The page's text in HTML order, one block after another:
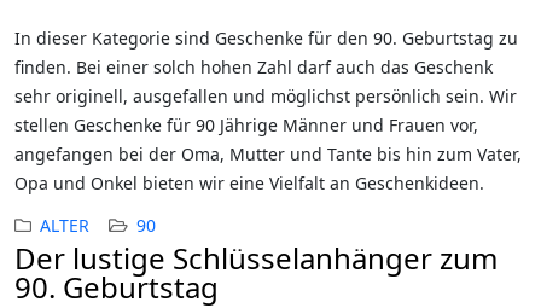
In dieser Kategorie sind Geschenke für den 90. Geburtstag zu
finden. Bei einer solch hohen Zahl darf auch das Geschenk
sehr originell, ausgefallen und möglichst persönlich sein. Wir
stellen Geschenke für 90 Jährige Männer und Frauen vor,
angefangen bei der Oma, Mutter und Tante bis hin zum Vater,
Opa und Onkel bieten wir eine Vielfalt an Geschenkideen.
ALTER
90
Der lustige Schlüsselanhänger zum
90. Geburtstag